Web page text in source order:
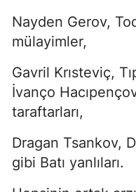
Nayden Gerov,
mülayimler,
Gavril Krısteviç,
İvanço
taraftarları,
Dragan Tsankov,
gibi Batı yanlıları.